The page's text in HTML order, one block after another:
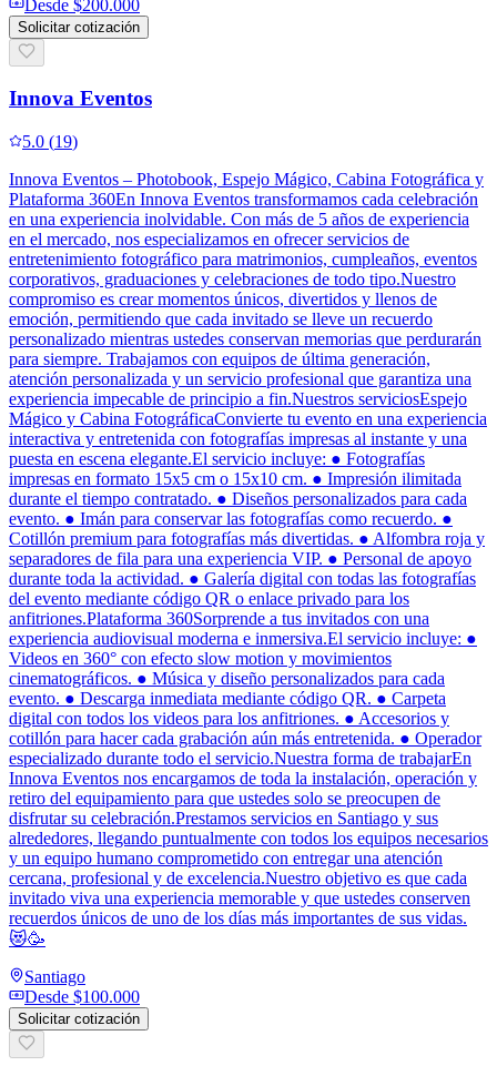
Desde $200.000
Solicitar cotización
Innova Eventos
5.0 (19)
Innova Eventos – Photobook, Espejo Mágico, Cabina Fotográfica y
Plataforma 360En Innova Eventos transformamos cada celebración
en una experiencia inolvidable. Con más de 5 años de experiencia
en el mercado, nos especializamos en ofrecer servicios de
entretenimiento fotográfico para matrimonios, cumpleaños, eventos
corporativos, graduaciones y celebraciones de todo tipo.Nuestro
compromiso es crear momentos únicos, divertidos y llenos de
emoción, permitiendo que cada invitado se lleve un recuerdo
personalizado mientras ustedes conservan memorias que perdurarán
para siempre. Trabajamos con equipos de última generación,
atención personalizada y un servicio profesional que garantiza una
experiencia impecable de principio a fin.Nuestros serviciosEspejo
Mágico y Cabina FotográficaConvierte tu evento en una experiencia
interactiva y entretenida con fotografías impresas al instante y una
puesta en escena elegante.El servicio incluye: ● Fotografías
impresas en formato 15x5 cm o 15x10 cm. ● Impresión ilimitada
durante el tiempo contratado. ● Diseños personalizados para cada
evento. ● Imán para conservar las fotografías como recuerdo. ●
Cotillón premium para fotografías más divertidas. ● Alfombra roja y
separadores de fila para una experiencia VIP. ● Personal de apoyo
durante toda la actividad. ● Galería digital con todas las fotografías
del evento mediante código QR o enlace privado para los
anfitriones.Plataforma 360Sorprende a tus invitados con una
experiencia audiovisual moderna e inmersiva.El servicio incluye: ●
Videos en 360° con efecto slow motion y movimientos
cinematográficos. ● Música y diseño personalizados para cada
evento. ● Descarga inmediata mediante código QR. ● Carpeta
digital con todos los videos para los anfitriones. ● Accesorios y
cotillón para hacer cada grabación aún más entretenida. ● Operador
especializado durante todo el servicio.Nuestra forma de trabajarEn
Innova Eventos nos encargamos de toda la instalación, operación y
retiro del equipamiento para que ustedes solo se preocupen de
disfrutar su celebración.Prestamos servicios en Santiago y sus
alrededores, llegando puntualmente con todos los equipos necesarios
y un equipo humano comprometido con entregar una atención
cercana, profesional y de excelencia.Nuestro objetivo es que cada
invitado viva una experiencia memorable y que ustedes conserven
recuerdos únicos de uno de los días más importantes de sus vidas.
😻🥳
Santiago
Desde $100.000
Solicitar cotización